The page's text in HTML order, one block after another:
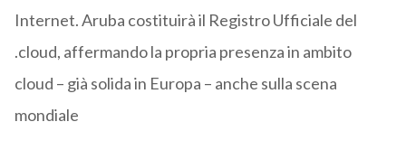
Internet. Aruba costituirà il Registro Ufficiale del
.cloud, affermando la propria presenza in ambito
cloud – già solida in Europa – anche sulla scena
mondiale